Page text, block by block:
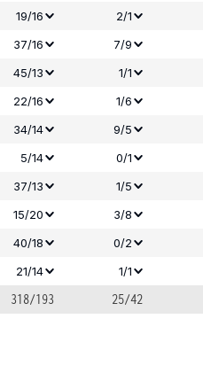
19/16
2/1
37/16 7/9
45/13
1/1
22/16
1/6
34/14
9/5
5/14
0/1
37/13
1/5
15/20 3/8
40/18 0/2
21/14 1/1
318/193 25/42